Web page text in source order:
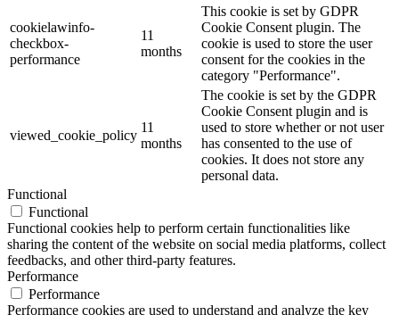
cookielawinfo-
checkbox-
performance
11
months
This cookie is set by GDPR
Cookie Consent plugin. The
cookie is used to store the user
consent for the cookies in the
category "Performance".
viewed_cookie_policy
11
months
The cookie is set by the GDPR
Cookie Consent plugin and is
used to store whether or not user
has consented to the use of
cookies. It does not store any
personal data.
Functional
Functional
Functional cookies help to perform certain functionalities like
sharing the content of the website on social media platforms, collect
feedbacks, and other third-party features.
Performance
Performance
Performance cookies are used to understand and analyze the key